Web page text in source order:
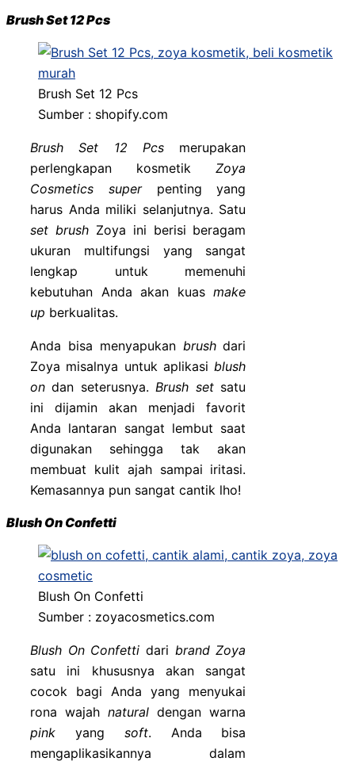
Brush Set 12 Pcs
Brush Set 12 Pcs
Sumber : shopify.com
Brush Set 12 Pcs merupakan
perlengkapan kosmetikZoya
Cosmetics
superpenting yang
harus Anda miliki selanjutnya. Satu
set brushZoya ini berisi beragam
ukuran multifungsi yang sangat
lengkap untuk memenuhi
kebutuhan Anda akan kuasmake
up berkualitas.
Anda bisa menyapukan brushdari
Zoya misalnya untuk aplikasiblush
on dan seterusnya.Brush setsatu
ini dijamin akan menjadi favorit
Anda lantaran sangat lembut saat
digunakan sehingga tak akan
membuat kulit ajah sampai iritasi.
Kemasannya pun sangat cantik lho!
Blush On Confetti
Blush On Confetti
Sumber : zoyacosmetics.com
Blush On Confetti dari brand Zoya
satu ini khususnya akan sangat
cocok bagi Anda yang menyukai
rona wajahnatural dengan warna
pink yang soft. Anda bisa
mengaplikasikannya dalam